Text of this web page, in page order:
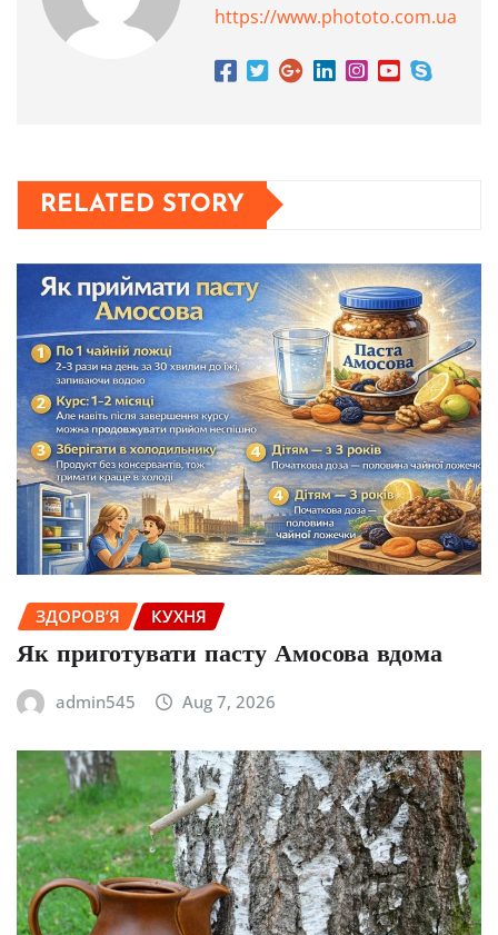
https://www.phototo.com.ua
RELATED STORY
ЗДОРОВ’Я КУХНЯ
Як приготувати пасту Амосова вдома
admin545 Aug 7, 2026